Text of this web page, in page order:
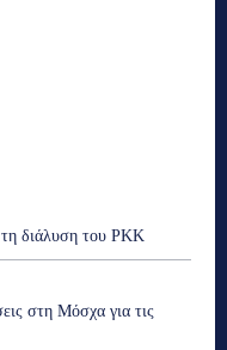
διάλυση του PKK
στη Μόσχα για τις